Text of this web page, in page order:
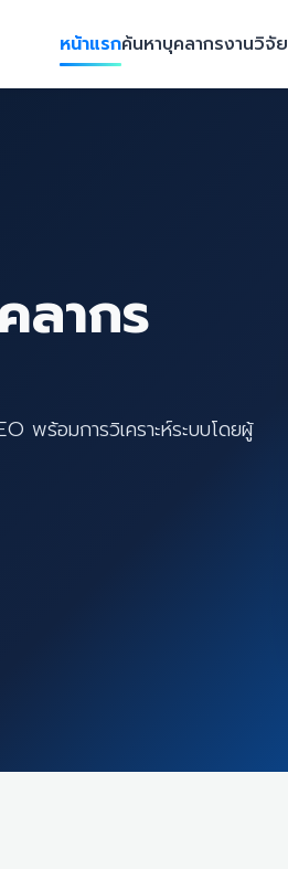
หน้าแรกค้นหาบุคลากรงานวิจัย
ลากร
พร้อมการวิเคราะห์ระบบโดยผู้